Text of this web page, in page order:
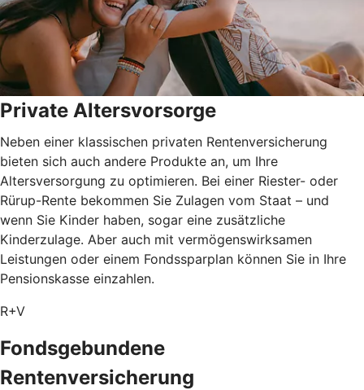
Private Altersvorsorge
Neben einer klassischen privaten Rentenversicherung
bieten sich auch andere Produkte an, um Ihre
Altersversorgung zu optimieren. Bei einer Riester- oder
Rürup-Rente bekommen Sie Zulagen vom Staat – und
wenn Sie Kinder haben, sogar eine zusätzliche
Kinderzulage. Aber auch mit vermögenswirksamen
Leistungen oder einem Fondssparplan können Sie in Ihre
Pensionskasse einzahlen.
R+V
Fondsgebundene
Rentenversicherung